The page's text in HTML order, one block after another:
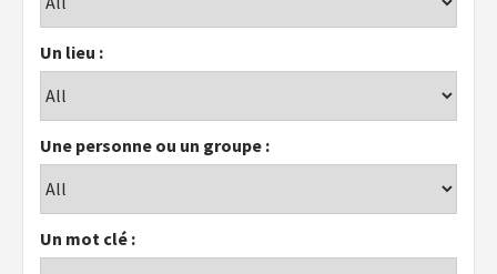
Un lieu :
Une personne ou un groupe :
Un mot clé :